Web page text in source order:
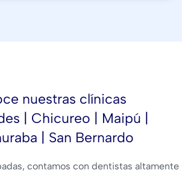
nuestras clínicas
| Chicureo | Maipú |
| San Bernardo
contamos con dentistas altamente